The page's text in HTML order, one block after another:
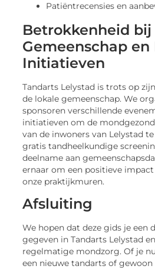
Patiëntrecensies en
Betrokkenheid bij
Gemeenschap en
Initiatieven
Tandarts Lelystad is trots op
de lokale gemeenschap. We
sponsoren verschillende
initiatieven om de
van de inwoners van Lelystad
gratis tandheelkundige
deelname aan
ernaar om een positieve
onze praktijkmuren.
Afsluiting
We hopen dat deze gids je een
gegeven in Tandarts Lelystad
regelmatige mondzorg. Of je
een nieuwe tandarts of